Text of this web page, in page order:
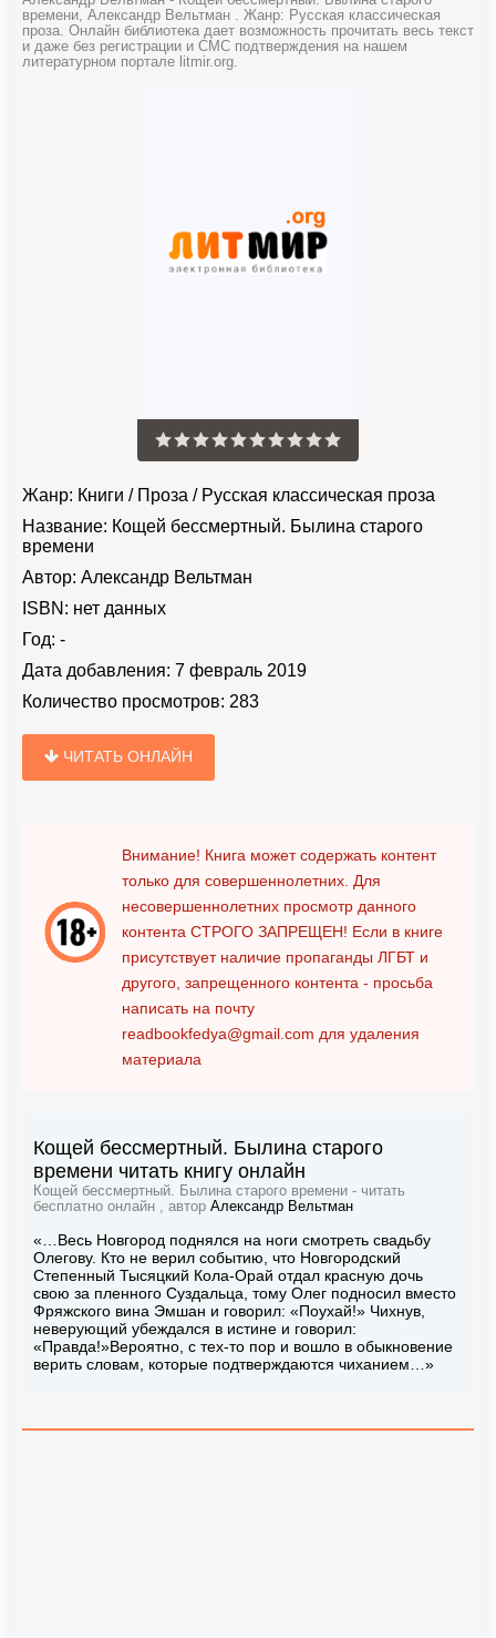
времени, Александр Вельтман . Жанр: Русская классическая
проза. Онлайн библиотека дает возможность прочитать весь текст
и даже без регистрации и СМС подтверждения на нашем
литературном портале litmir.org.
Жанр: Книги / Проза / Русская классическая проза
Название: Кощей бессмертный. Былина старого
времени
Автор: Александр Вельтман
ISBN: нет данных
Год: -
Дата добавления: 7 февраль 2019
Количество просмотров: 283
ЧИТАТЬ ОНЛАЙН
Внимание! Книга может содержать контент
только для совершеннолетних. Для
несовершеннолетних просмотр данного
контента СТРОГО ЗАПРЕЩЕН! Если в книге
присутствует наличие пропаганды ЛГБТ и
другого, запрещенного контента - просьба
написать на почту
readbookfedya@gmail.com для удаления
материала
Кощей бессмертный. Былина старого
времени читать книгу онлайн
Кощей бессмертный. Былина старого времени - читать
бесплатно онлайн , автор Александр Вельтман
«…Весь Новгород поднялся на ноги смотреть свадьбу
Олегову. Кто не верил событию, что Новгородский
Степенный Тысяцкий Кола-Орай отдал красную дочь
свою за пленного Суздальца, тому Олег подносил вместо
Фряжского вина Эмшан и говорил: «Поухай!» Чихнув,
неверующий убеждался в истине и говорил:
«Правда!»Вероятно, с тех-то пор и вошло в обыкновение
верить словам, которые подтверждаются чиханием…»